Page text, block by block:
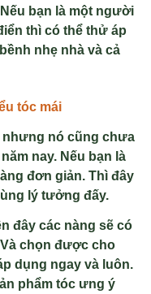
bạn là một người
thì có thể thử áp
nhẹ nhà và cả
u tóc mái
nhưng nó cũng chưa
nay. Nếu bạn là
đơn giản. Thì đây
lý tưởng đấy.
đây các nàng sẽ có
chọn được cho
dụng ngay và luôn.
phẩm tóc ưng ý